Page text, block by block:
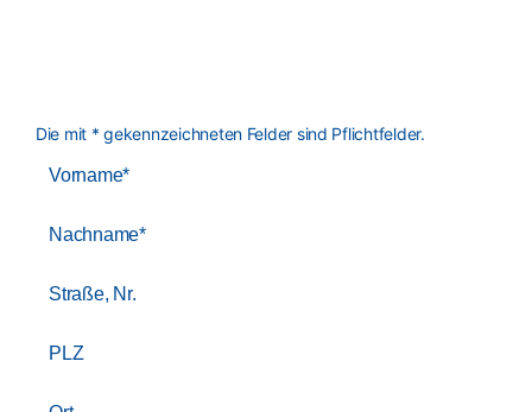
Die mit * gekennzeichneten Felder sind Pflichtfelder.